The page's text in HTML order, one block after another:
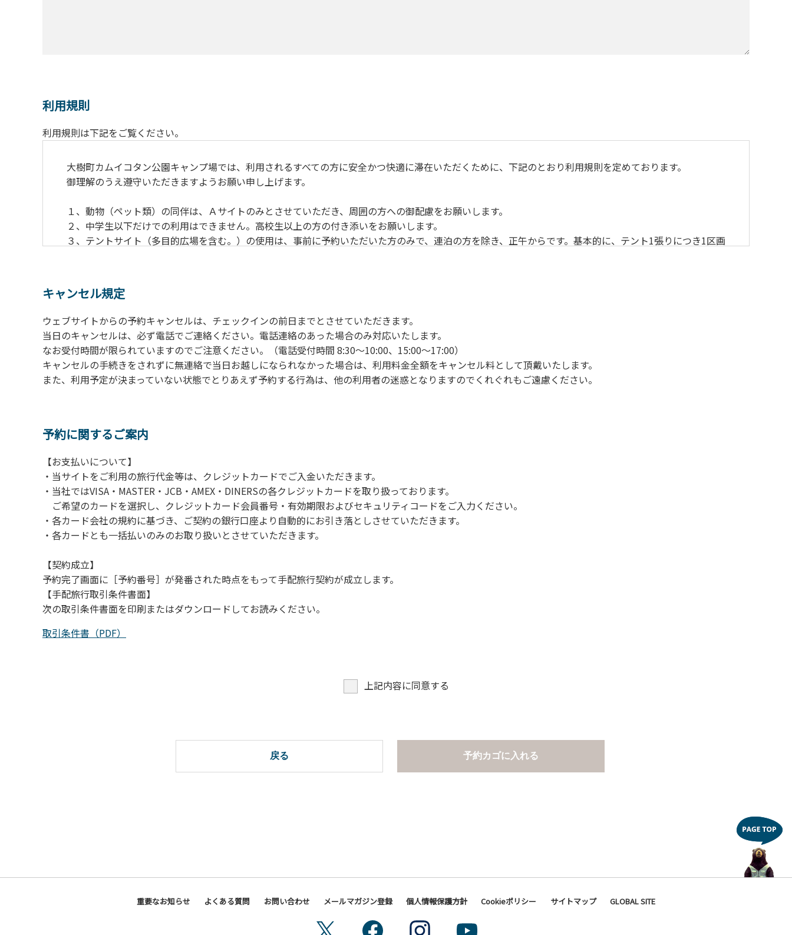
利用規則
利用規則は下記をご覧ください。
大樹町カムイコタン公園キャンプ場では、利用されるすべての方に安全かつ快適に滞在いただくために、下記のとおり利用規則を定めております。
御理解のうえ遵守いただきますようお願い申し上げます。
１、動物（ペット類）の同伴は、Ａサイトのみとさせていただき、周囲の方への御配慮をお願いします。
２、中学生以下だけでの利用はできません。高校生以上の方の付き添いをお願いします。
３、テントサイト（多目的広場を含む。）の使用は、事前に予約いただいた方のみで、連泊の方を除き、正午からです。基本的に、テント1張りにつき1区画
４、車両は、荷物の積み下ろし時以外は、駐車場にとめてください。
５、チェックアウトは、午前10時まで（日帰り使用の場合は午後5時まで）です。チェックインの手続きを行っていない方や使用人数が増えた場合は、必ず
手続きを行ってください。
６、ゴミは分別されたもののみ回収します。午前8時30分から午前10時までの間にゴミステーションに出してください。日帰り使用の方及び午前７時30分前
にチェックアウトする方は、お持ち帰りをお願いします。
【禁止事項】
カラオケ、発電機、地面での直火による焚き火、キャンプファイヤー、打ち上げ式花火、テントサウナの設置
当キャンプ場のそばを流れる歴舟川は、上流で雨が降ると短時間で増水し、川原で遊んでいると大変危険な状態になりやすく、過去にも増水により人が流
（１）川原にテントやタープを張らない。
（２）雨が降ったときは川原で遊ばない。
（３）カムイコタン公園キャンプ場で雨が降らなくても、上流で雨が降り急に増水することがあるので、水の濁りに注意し、濁り始めたときには直ちに川原
での遊びを中止する。
（４）キャンプ場の管理者や地元住民から川についての注意や警告があった場合は素直に耳を傾け、指示に従う。
キャンセル規定
ウェブサイトからの予約キャンセルは、チェックインの前日までとさせていただきます。
当日のキャンセルは、必ず電話でご連絡ください。電話連絡のあった場合のみ対応いたします。
なお受付時間が限られていますのでご注意ください。（電話受付時間 8:30～10:00、15:00～17:00）
キャンセルの手続きをされずに無連絡で当日お越しになられなかった場合は、利用料金全額をキャンセル料として頂戴いたします。
また、利用予定が決まっていない状態でとりあえず予約する行為は、他の利用者の迷惑となりますのでくれぐれもご遠慮ください。
予約に関するご案内
【お支払いについて】
・当サイトをご利用の旅行代金等は、クレジットカードでご入金いただきます。
・当社ではVISA・MASTER・JCB・AMEX・DINERSの各クレジットカードを取り扱っております。
ご希望のカードを選択し、クレジットカード会員番号・有効期限およびセキュリティコードをご入力ください。
・各カード会社の規約に基づき、ご契約の銀行口座より自動的にお引き落としさせていただきます。
・各カードとも一括払いのみのお取り扱いとさせていただきます。
【契約成立】
予約完了画面に［予約番号］が発番された時点をもって手配旅行契約が成立します。
【手配旅行取引条件書面】
次の取引条件書面を印刷またはダウンロードしてお読みください。
取引条件書（PDF）
上記内容に同意する
戻る 予約カゴに入れる
重要なお知らせ よくある質問 お問い合わせ メールマガジン登録 個人情報保護方針 Cookieポリシー サイトマップ GLOBAL SITE